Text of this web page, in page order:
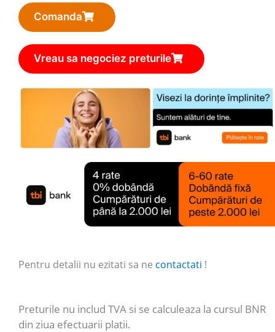
Comanda
Vreau sa negociez preturile
Pentru detalii nu ezitati sa ne contactati !
Preturile nu includ TVA si se calculeaza la cursul BNR
din ziua efectuarii platii.